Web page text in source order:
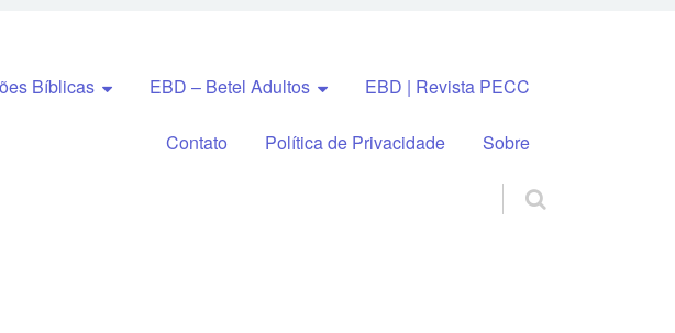
Bíblicas EBD – Betel Adultos EBD | Revista PECC
Contato Política de Privacidade Sobre